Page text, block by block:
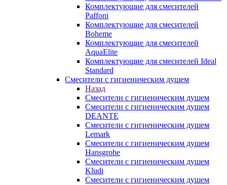
Комплектующие для смесителей
Paffoni
Комплектующие для смесителей
Boheme
Комплектующие для смесителей
AquaElite
Комплектующие для смесителей Ideal
Standard
Смесители с гигиеническим душем
Назад
Смесители с гигиеническим душем
Смесители с гигиеническим душем
DEANTE
Смесители с гигиеническим душем
Lemark
Смесители с гигиеническим душем
Hansgrohe
Смесители с гигиеническим душем
Kludi
Смесители с гигиеническим душем